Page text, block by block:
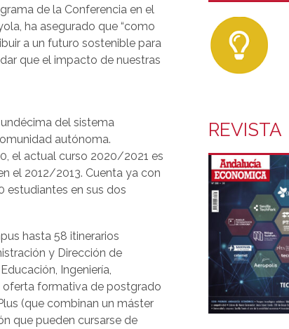
de la Conferencia en el
ha asegurado que “como
a un futuro sostenible para
que el impacto de nuestras
del sistema
autónoma.
el actual curso 2020/2021 es
el 2012/2013. Cuenta ya con
estudiantes en sus dos
hasta 58 itinerarios
y Dirección de
Ingeniería,
oferta formativa de postgrado
(que combinan un máster
que pueden cursarse de
REVISTA